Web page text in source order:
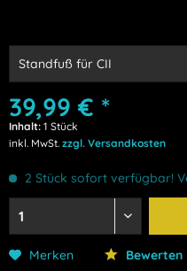
39,99 € *
Inhalt: 1 Stück
inkl. MwSt. zzgl. Versandkosten
2 Stück sofort verfügbar!
Merken Bewerten